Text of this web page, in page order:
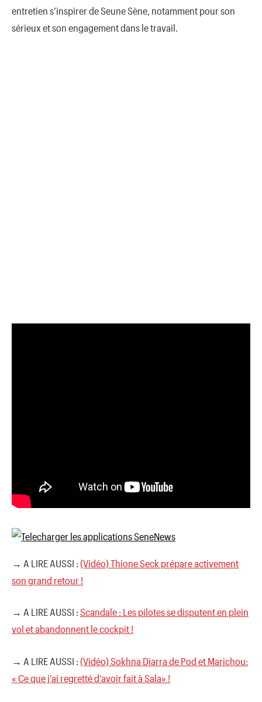
entretien s’inspirer de Seune Sène, notamment pour son
sérieux et son engagement dans le travail.
→ A LIRE AUSSI : (Vidéo) Thione Seck prépare activement
son grand retour !
→ A LIRE AUSSI : Scandale : Les pilotes se disputent en plein
vol et abandonnent le cockpit !
→ A LIRE AUSSI : (Vidéo) Sokhna Diarra de Pod et Marichou:
« Ce que j’ai regretté d’avoir fait à Sala» !